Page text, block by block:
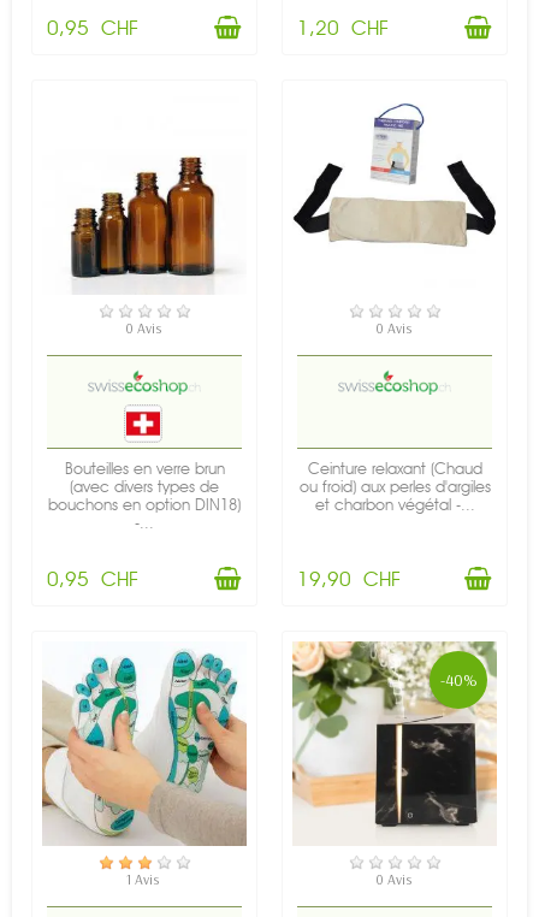
0,95 CHF 1,20 CHF
EN STOCK
0 Avis
Bouteilles en verre brun
(avec divers types de
bouchons en option DIN18)
-...
0,95 CHF
EN STOCK
0 Avis
Ceinture relaxant (Chaud
ou froid) aux perles d'argiles
et charbon végétal -...
19,90 CHF
EN STOCK
1 Avis
-40%
EN STOCK
0 Avis